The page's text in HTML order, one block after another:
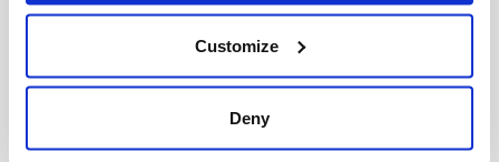
Customize
Deny